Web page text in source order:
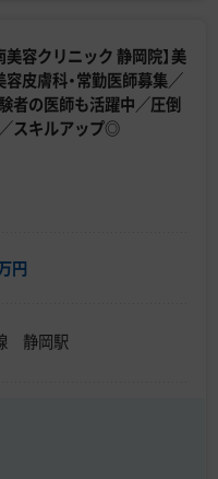
美容クリニック 静岡院】美
容皮膚科・常勤医師募集／
者の医師も活躍中／圧倒
スキルアップ◎
円
静岡駅